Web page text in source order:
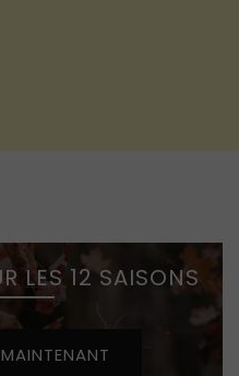
LES 12 SAISONS